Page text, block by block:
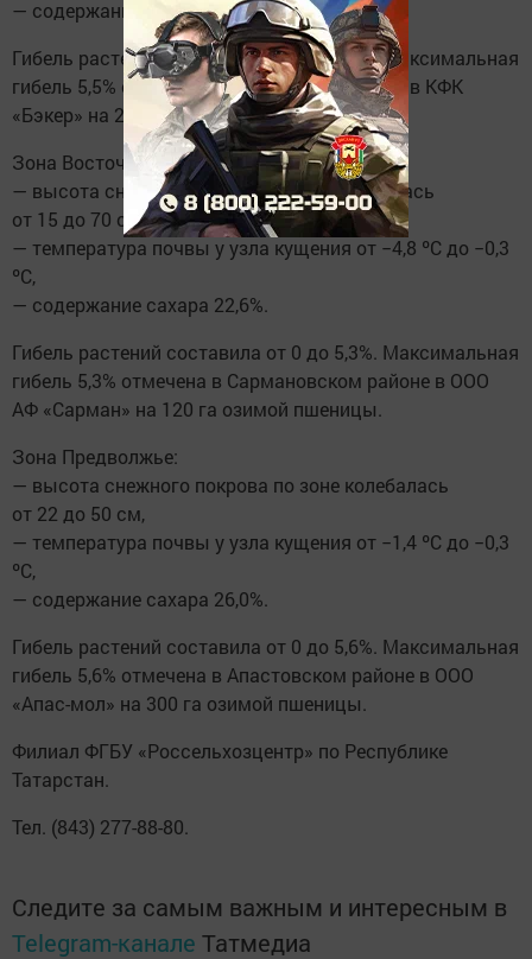
— содержание сахара 21,0%.
Гибель растений составила от 0 до 5,5%. Максимальная
гибель 5,5% отмечена в Бавлинском районе в КФК
«Бэкер» на 200 га озимой пшеницы.
Зона Восточное Закамье:
— высота снежного покрова здесь колебалась
от 15 до 70 см,
— температура почвы у узла кущения от −4,8 ºС до −0,3
ºС,
— содержание сахара 22,6%.
Гибель растений составила от 0 до 5,3%. Максимальная
гибель 5,3% отмечена в Сармановском районе в ООО
АФ «Сарман» на 120 га озимой пшеницы.
Зона Предволжье:
— высота снежного покрова по зоне колебалась
от 22 до 50 см,
— температура почвы у узла кущения от −1,4 ºС до −0,3
ºС,
— содержание сахара 26,0%.
Гибель растений составила от 0 до 5,6%. Максимальная
гибель 5,6% отмечена в Апастовском районе в ООО
«Апас-мол» на 300 га озимой пшеницы.
Филиал ФГБУ «Россельхозцентр» по Республике
Татарстан.
Тел. (843) 277-88-80.
Следите за самым важным и интересным в
Telegram-канале Татмедиа